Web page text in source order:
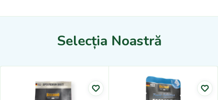
Selecția Noastră